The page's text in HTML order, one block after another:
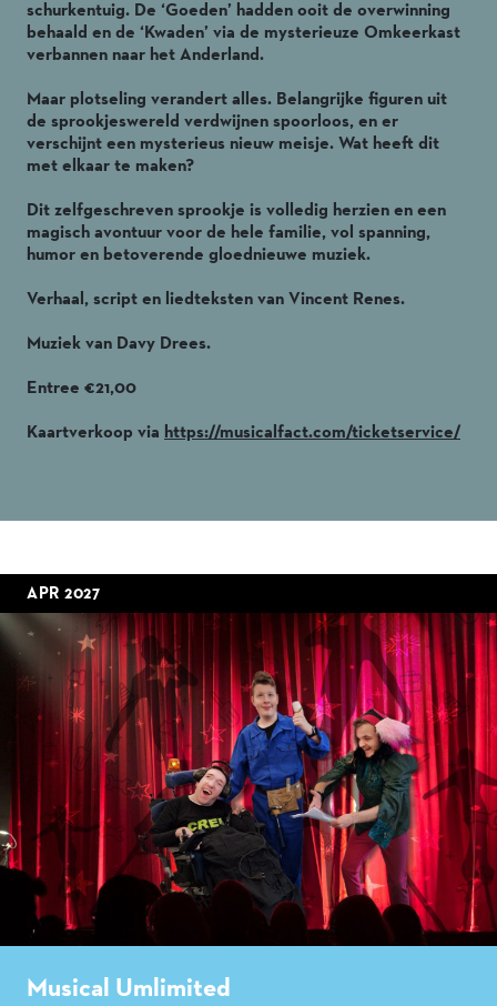
schurkentuig. De ‘Goeden’ hadden ooit de overwinning
behaald en de ‘Kwaden’ via de mysterieuze Omkeerkast
verbannen naar het Anderland.
Maar plotseling verandert alles. Belangrijke figuren uit
de sprookjeswereld verdwijnen spoorloos, en er
verschijnt een mysterieus nieuw meisje. Wat heeft dit
met elkaar te maken?
Dit zelfgeschreven sprookje is volledig herzien en een
magisch avontuur voor de hele familie, vol spanning,
humor en betoverende gloednieuwe muziek.
Verhaal, script en liedteksten van Vincent Renes.
Muziek van Davy Drees.
Entree €21,00
Kaartverkoop via https://musicalfact.com/ticketservice/
APR 2027
Musical Umlimited